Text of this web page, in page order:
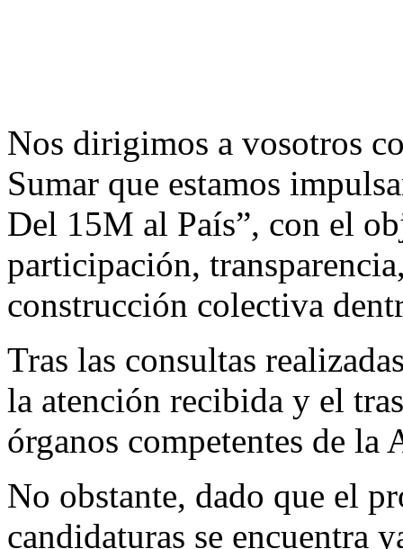
Nos dirigimos a vosotros
Sumar que estamos
Del 15M al País”, con el
participación,
construcción colectiva
Tras las consultas
la atención recibida y el
órganos competentes de la
No obstante, dado que el
candidaturas se encuentra